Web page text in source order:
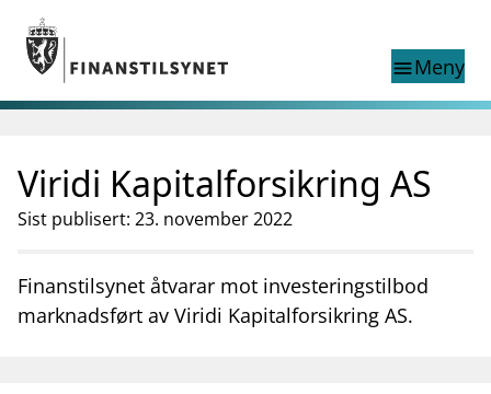
Gå til hovedinnhold
Gå til søkesiden
menuMeny
nettstedet
language
English
English
English home page
Tilsyn
Finanstilsynets registre
Tema
Viridi Kapitalforsikring AS
Sist publisert: 23. november 2022
Finanstilsynet åtvarar mot investeringstilbod
marknadsført av Viridi Kapitalforsikring AS.